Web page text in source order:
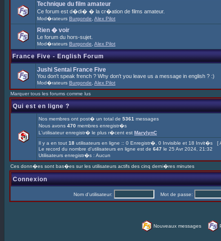
Technique du film amateur
Ce forum est d�di� � la cr�ation de films amateur.
Mod�rateurs Burgonde Alex Pilot
Rien � voir
Le forum du hors-sujet.
Mod�rateurs Burgonde Alex Pilot
France Five - English Forum
Jushi Sentai France Five
You don't speak french ? Why don't you leave us a message in english ? :)
Mod�rateurs Burgonde Alex Pilot
Marquer tous les forums comme lus
Qui est en ligne ?
Nos membres ont post� un total de 5361 messages
Nous avons 470 membres enregistr�s
L'utilisateur enregistr� le plus r�cent est MarylynC
Il y a en tout 18 utilisateurs en ligne :: 0 Enregistr�, 0 Invisible et 18 Invit�s [
Le record du nombre d'utilisateurs en ligne est de 647 le 25 Avr 2024, 21:32
Utilisateurs enregistr�s : Aucun
Ces donn�es sont bas�es sur les utilisateurs actifs des cinq derni�res minutes
Connexion
Nom d'utilisateur: Mot de passe:
Nouveaux messages